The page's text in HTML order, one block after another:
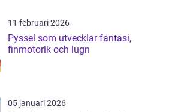
11 februari 2026
Pyssel som utvecklar fantasi,
finmotorik och lugn
05 januari 2026